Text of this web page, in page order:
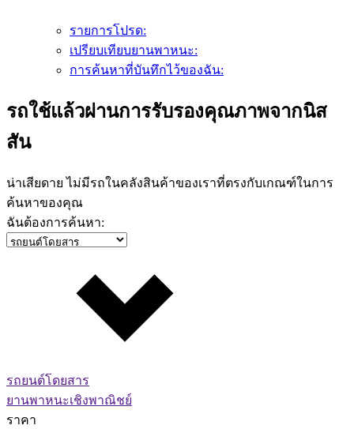
รายการโปรด:
เปรียบเทียบยานพาหนะ:
การค้นหาที่บันทึกไว้ของฉัน:
รถใช้แล้วผ่านการรับรองคุณภาพจากนิส
สัน
น่าเสียดาย ไม่มีรถในคลังสินค้าของเราที่ตรงกับเกณฑ์ในการ
ค้นหาของคุณ
ฉันต้องการค้นหา:
รถยนต์โดยสาร
ยานพาหนะเชิงพาณิชย์
ราคา